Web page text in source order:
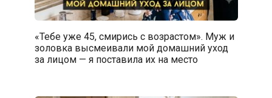
«Тебе уже 45, смирись с возрастом». Муж и
золовка высмеивали мой домашний уход
за лицом — я поставила их на место